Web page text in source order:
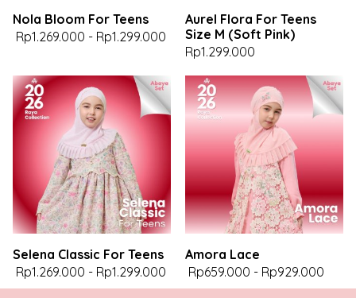
Nola Bloom For Teens
Rp1.269.000 - Rp1.299.000
Aurel Flora For Teens
Size M (Soft Pink)
Rp1.299.000
Selena Classic For Teens
Rp1.269.000 - Rp1.299.000
Amora Lace
Rp659.000 - Rp929.000